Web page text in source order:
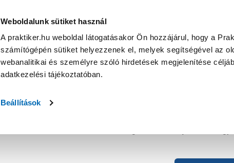
Weboldalunk sütiket használ
A praktiker.hu weboldal látogatásakor Ön hozzájárul, hogy a
számítógépén sütiket helyezzenek el, melyek segítségével az
webanalitikai és személyre szóló hirdetések megjelenítése
adatkezelési tájékoztatóban.
Beállítások